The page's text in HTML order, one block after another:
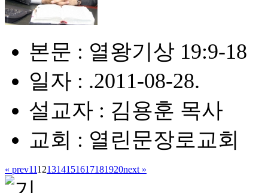
본문 : 열왕기상 19:9-18
일자 : .2011-08-28.
설교자 : 김용훈 목사
교회 : 열린문장로교회
« prev11121314151617181920next »